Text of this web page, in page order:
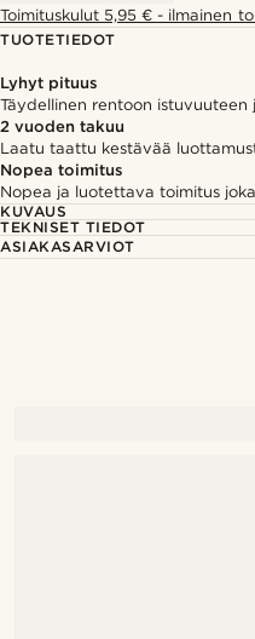
Toimituskulut 5,95 € - ilmainen
TUOTETIEDOT
Lyhyt pituus
Täydellinen rentoon istuvuuteen
2 vuoden takuu
Laatu taattu kestävää
Nopea toimitus
Nopea ja luotettava toimitus
KUVAUS
TEKNISET TIEDOT
ASIAKASARVIOT